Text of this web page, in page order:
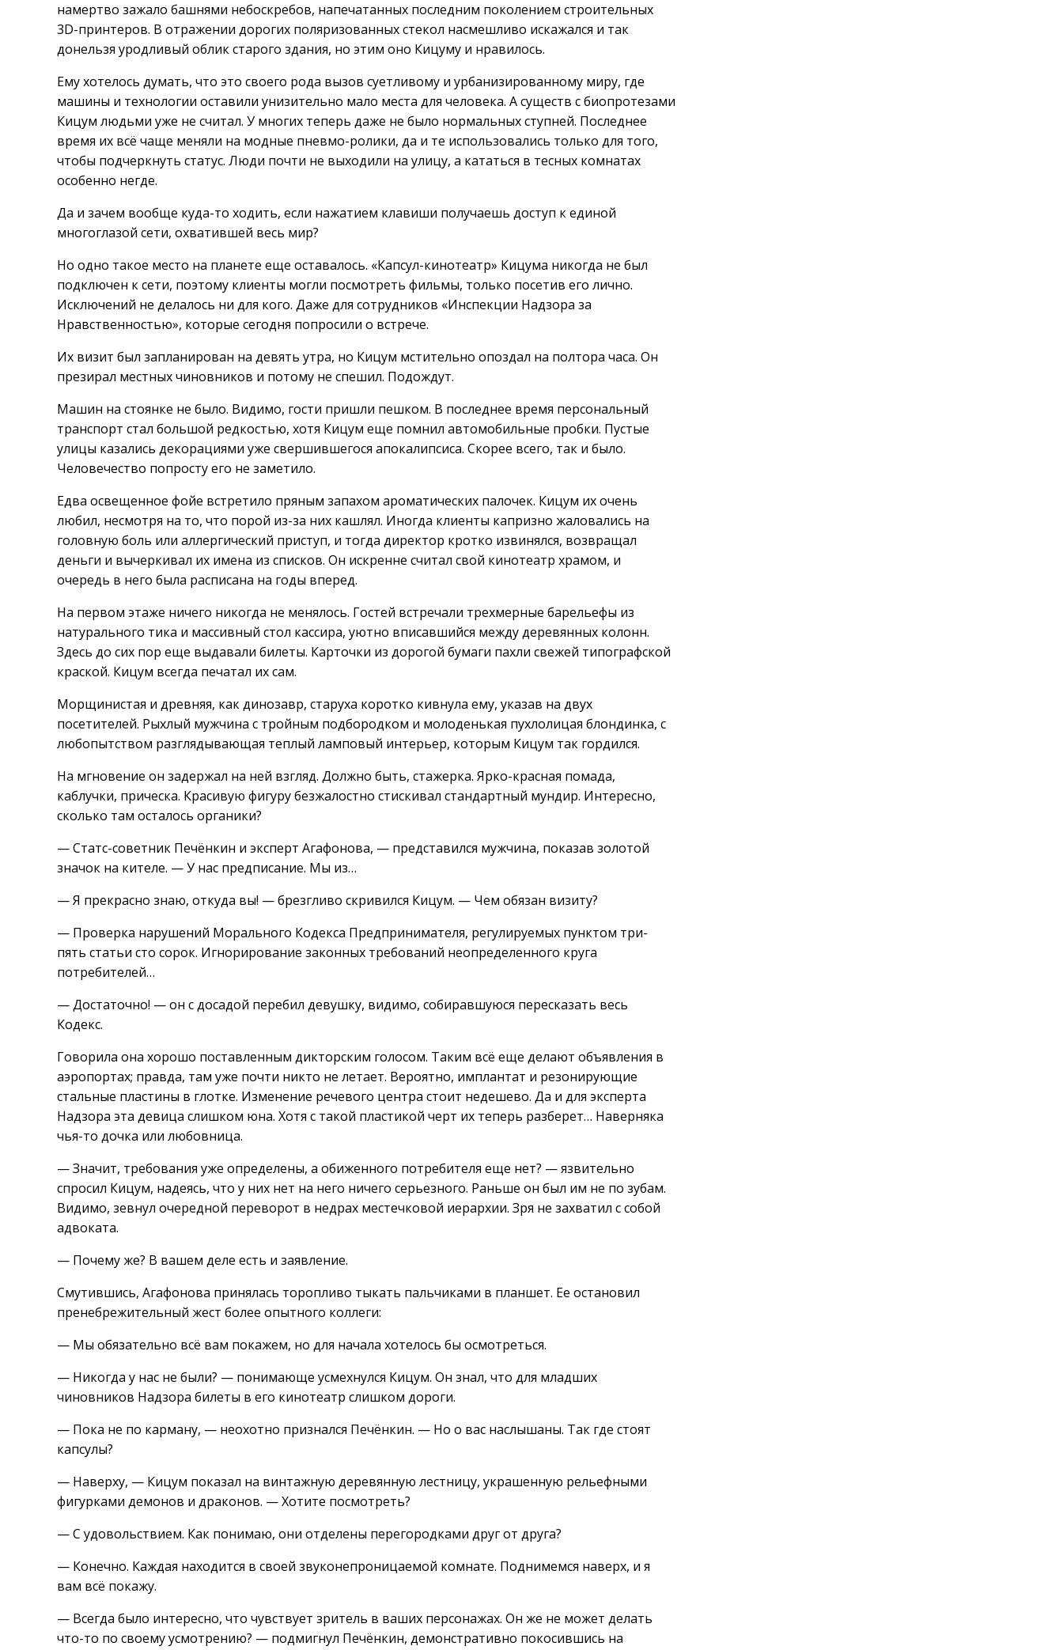
намертво зажало башнями небоскребов, напечатанных последним поколением строительных
3D-принтеров. В отражении дорогих поляризованных стекол насмешливо искажался и так
донельзя уродливый облик старого здания, но этим оно Кицуму и нравилось.
Ему хотелось думать, что это своего рода вызов суетливому и урбанизированному миру, где
машины и технологии оставили унизительно мало места для человека. А существ с биопротезами
Кицум людьми уже не считал. У многих теперь даже не было нормальных ступней. Последнее
время их всё чаще меняли на модные пневмо-ролики, да и те использовались только для того,
чтобы подчеркнуть статус. Люди почти не выходили на улицу, а кататься в тесных комнатах
особенно негде.
Да и зачем вообще куда-то ходить, если нажатием клавиши получаешь доступ к единой
многоглазой сети, охватившей весь мир?
Но одно такое место на планете еще оставалось. «Капсул-кинотеатр» Кицума никогда не был
подключен к сети, поэтому клиенты могли посмотреть фильмы, только посетив его лично.
Исключений не делалось ни для кого. Даже для сотрудников «Инспекции Надзора за
Нравственностью», которые сегодня попросили о встрече.
Их визит был запланирован на девять утра, но Кицум мстительно опоздал на полтора часа. Он
презирал местных чиновников и потому не спешил. Подождут.
Машин на стоянке не было. Видимо, гости пришли пешком. В последнее время персональный
транспорт стал большой редкостью, хотя Кицум еще помнил автомобильные пробки. Пустые
улицы казались декорациями уже свершившегося апокалипсиса. Скорее всего, так и было.
Человечество попросту его не заметило.
Едва освещенное фойе встретило пряным запахом ароматических палочек. Кицум их очень
любил, несмотря на то, что порой из-за них кашлял. Иногда клиенты капризно жаловались на
головную боль или аллергический приступ, и тогда директор кротко извинялся, возвращал
деньги и вычеркивал их имена из списков. Он искренне считал свой кинотеатр храмом, и
очередь в него была расписана на годы вперед.
На первом этаже ничего никогда не менялось. Гостей встречали трехмерные барельефы из
натурального тика и массивный стол кассира, уютно вписавшийся между деревянных колонн.
Здесь до сих пор еще выдавали билеты. Карточки из дорогой бумаги пахли свежей типографской
краской. Кицум всегда печатал их сам.
Морщинистая и древняя, как динозавр, старуха коротко кивнула ему, указав на двух
посетителей. Рыхлый мужчина с тройным подбородком и молоденькая пухлолицая блондинка, с
любопытством разглядывающая теплый ламповый интерьер, которым Кицум так гордился.
На мгновение он задержал на ней взгляд. Должно быть, стажерка. Ярко-красная помада,
каблучки, прическа. Красивую фигуру безжалостно стискивал стандартный мундир. Интересно,
сколько там осталось органики?
— Статс-советник Печёнкин и эксперт Агафонова, — представился мужчина, показав золотой
значок на кителе. — У нас предписание. Мы из…
— Я прекрасно знаю, откуда вы! — брезгливо скривился Кицум. — Чем обязан визиту?
— Проверка нарушений Морального Кодекса Предпринимателя, регулируемых пунктом три-
пять статьи сто сорок. Игнорирование законных требований неопределенного круга
потребителей…
— Достаточно! — он с досадой перебил девушку, видимо, собиравшуюся пересказать весь
Кодекс.
Говорила она хорошо поставленным дикторским голосом. Таким всё еще делают объявления в
аэропортах; правда, там уже почти никто не летает. Вероятно, имплантат и резонирующие
стальные пластины в глотке. Изменение речевого центра стоит недешево. Да и для эксперта
Надзора эта девица слишком юна. Хотя с такой пластикой черт их теперь разберет… Наверняка
чья-то дочка или любовница.
— Значит, требования уже определены, а обиженного потребителя еще нет? — язвительно
спросил Кицум, надеясь, что у них нет на него ничего серьезного. Раньше он был им не по зубам.
Видимо, зевнул очередной переворот в недрах местечковой иерархии. Зря не захватил с собой
адвоката.
— Почему же? В вашем деле есть и заявление.
Смутившись, Агафонова принялась торопливо тыкать пальчиками в планшет. Ее остановил
пренебрежительный жест более опытного коллеги:
— Мы обязательно всё вам покажем, но для начала хотелось бы осмотреться.
— Никогда у нас не были? — понимающе усмехнулся Кицум. Он знал, что для младших
чиновников Надзора билеты в его кинотеатр слишком дороги.
— Пока не по карману, — неохотно признался Печёнкин. — Но о вас наслышаны. Так где стоят
капсулы?
— Наверху, — Кицум показал на винтажную деревянную лестницу, украшенную рельефными
фигурками демонов и драконов. — Хотите посмотреть?
— С удовольствием. Как понимаю, они отделены перегородками друг от друга?
— Конечно. Каждая находится в своей звуконепроницаемой комнате. Поднимемся наверх, и я
вам всё покажу.
— Всегда было интересно, что чувствует зритель в ваших персонажах. Он же не может делать
что-то по своему усмотрению? — подмигнул Печёнкин, демонстративно покосившись на